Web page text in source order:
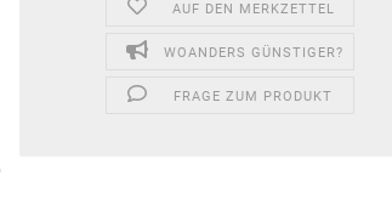
AUF DEN MERKZETTEL
WOANDERS GÜNSTIGER?
FRAGE ZUM PRODUKT